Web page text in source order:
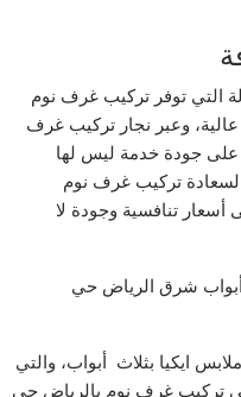
التي توفر تركيب غرف نوم
عالية، وعبر نجار تركيب غرف
جودة خدمة ليس لها
تركيب غرف نوم
تنافسية وجودة لا
أبواب شرق الرياض حي
ايكيا بثلاث أبواب، والتي
تركيب غرف نوم بالرياض حي